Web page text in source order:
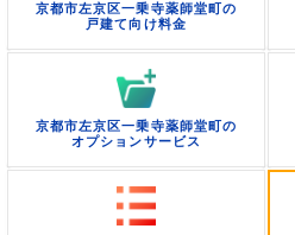
京都市左京区一乗寺薬師堂町の
戸建て向け料金
京都市左京区一乗寺薬師堂町の
オプションサービス